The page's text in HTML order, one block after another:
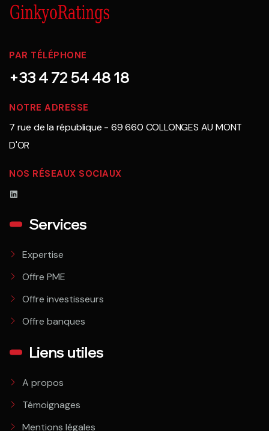
PAR TÉLÉPHONE
+33 4 72 54 48 18
NOTRE ADRESSE
7 rue de la république - 69 660 COLLONGES AU MONT
D'OR
NOS RÉSEAUX SOCIAUX
Services
Expertise
Offre PME
Offre investisseurs
Offre banques
Liens utiles
A propos
Témoignages
Mentions légales